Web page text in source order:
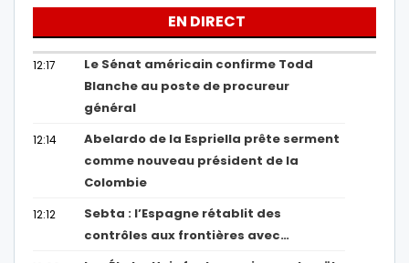
EN DIRECT
12:17
Le Sénat américain confirme Todd
Blanche au poste de procureur
général
12:14
Abelardo de la Espriella prête serment
comme nouveau président de la
Colombie
12:12
Sebta : l’Espagne rétablit des
contrôles aux frontières avec…